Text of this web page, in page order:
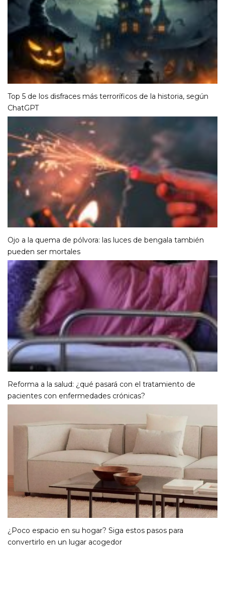
Top 5 de los disfraces más terroríficos de la historia, según
ChatGPT
Ojo a la quema de pólvora: las luces de bengala también
pueden ser mortales
Reforma a la salud: ¿qué pasará con el tratamiento de
pacientes con enfermedades crónicas?
¿Poco espacio en su hogar? Siga estos pasos para
convertirlo en un lugar acogedor